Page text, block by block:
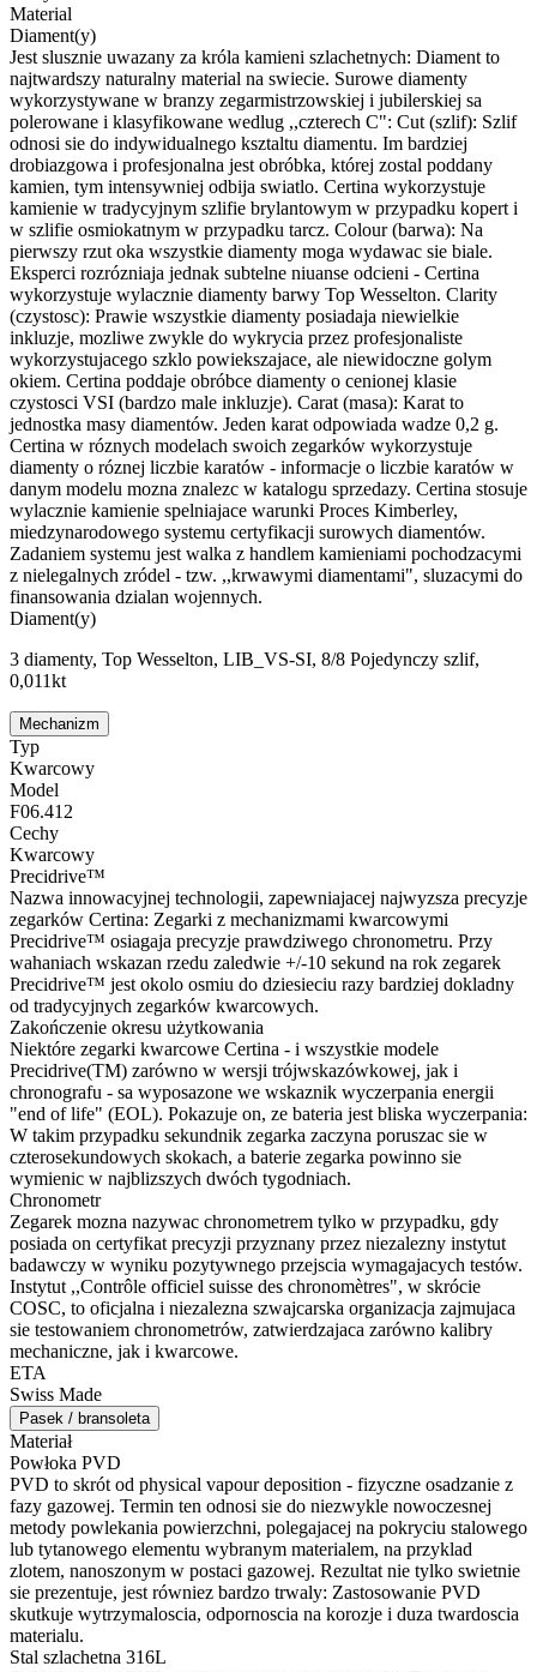
Material
Diament(y)
Jest slusznie uwazany za króla kamieni szlachetnych: Diament to
najtwardszy naturalny material na swiecie. Surowe diamenty
wykorzystywane w branzy zegarmistrzowskiej i jubilerskiej sa
polerowane i klasyfikowane wedlug ,,czterech C": Cut (szlif): Szlif
odnosi sie do indywidualnego ksztaltu diamentu. Im bardziej
drobiazgowa i profesjonalna jest obróbka, której zostal poddany
kamien, tym intensywniej odbija swiatlo. Certina wykorzystuje
kamienie w tradycyjnym szlifie brylantowym w przypadku kopert i
w szlifie osmiokatnym w przypadku tarcz. Colour (barwa): Na
pierwszy rzut oka wszystkie diamenty moga wydawac sie biale.
Eksperci rozrózniaja jednak subtelne niuanse odcieni - Certina
wykorzystuje wylacznie diamenty barwy Top Wesselton. Clarity
(czystosc): Prawie wszystkie diamenty posiadaja niewielkie
inkluzje, mozliwe zwykle do wykrycia przez profesjonaliste
wykorzystujacego szklo powiekszajace, ale niewidoczne golym
okiem. Certina poddaje obróbce diamenty o cenionej klasie
czystosci VSI (bardzo male inkluzje). Carat (masa): Karat to
jednostka masy diamentów. Jeden karat odpowiada wadze 0,2 g.
Certina w róznych modelach swoich zegarków wykorzystuje
diamenty o róznej liczbie karatów - informacje o liczbie karatów w
danym modelu mozna znalezc w katalogu sprzedazy. Certina stosuje
wylacznie kamienie spelniajace warunki Proces Kimberley,
miedzynarodowego systemu certyfikacji surowych diamentów.
Zadaniem systemu jest walka z handlem kamieniami pochodzacymi
z nielegalnych zródel - tzw. ,,krwawymi diamentami", sluzacymi do
finansowania dzialan wojennych.
Diament(y)
3 diamenty, Top Wesselton, LIB_VS-SI, 8/8 Pojedynczy szlif,
0,011kt
Mechanizm
Typ
Kwarcowy
Model
F06.412
Cechy
Kwarcowy
Precidrive™
Nazwa innowacyjnej technologii, zapewniajacej najwyzsza precyzje
zegarków Certina: Zegarki z mechanizmami kwarcowymi
Precidrive™ osiagaja precyzje prawdziwego chronometru. Przy
wahaniach wskazan rzedu zaledwie +/-10 sekund na rok zegarek
Precidrive™ jest okolo osmiu do dziesieciu razy bardziej dokladny
od tradycyjnych zegarków kwarcowych.
Zakończenie okresu użytkowania
Niektóre zegarki kwarcowe Certina - i wszystkie modele
Precidrive(TM) zarówno w wersji trójwskazówkowej, jak i
chronografu - sa wyposazone we wskaznik wyczerpania energii
"end of life" (EOL). Pokazuje on, ze bateria jest bliska wyczerpania:
W takim przypadku sekundnik zegarka zaczyna poruszac sie w
czterosekundowych skokach, a baterie zegarka powinno sie
wymienic w najblizszych dwóch tygodniach.
Chronometr
Zegarek mozna nazywac chronometrem tylko w przypadku, gdy
posiada on certyfikat precyzji przyznany przez niezalezny instytut
badawczy w wyniku pozytywnego przejscia wymagajacych testów.
Instytut ,,Contrôle officiel suisse des chronomètres", w skrócie
COSC, to oficjalna i niezalezna szwajcarska organizacja zajmujaca
sie testowaniem chronometrów, zatwierdzajaca zarówno kalibry
mechaniczne, jak i kwarcowe.
ETA
Swiss Made
Pasek / bransoleta
Materiał
Powłoka PVD
PVD to skrót od physical vapour deposition - fizyczne osadzanie z
fazy gazowej. Termin ten odnosi sie do niezwykle nowoczesnej
metody powlekania powierzchni, polegajacej na pokryciu stalowego
lub tytanowego elementu wybranym materialem, na przyklad
zlotem, nanoszonym w postaci gazowej. Rezultat nie tylko swietnie
sie prezentuje, jest równiez bardzo trwaly: Zastosowanie PVD
skutkuje wytrzymaloscia, odpornoscia na korozje i duza twardoscia
materialu.
Stal szlachetna 316L